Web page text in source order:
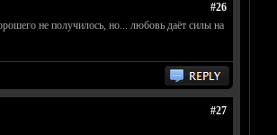
#26
не получилось, но... любовь даёт силы на
#27